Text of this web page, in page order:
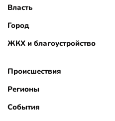
Власть
Город
ЖКХ и благоустройство
Происшествия
Регионы
События